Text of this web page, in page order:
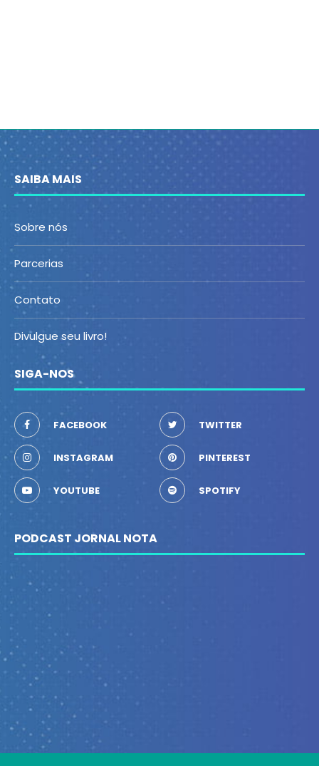
SAIBA MAIS
Sobre nós
Parcerias
Contato
Divulgue seu livro!
SIGA-NOS
FACEBOOK TWITTER
INSTAGRAM PINTEREST
YOUTUBE SPOTIFY
PODCAST JORNAL NOTA